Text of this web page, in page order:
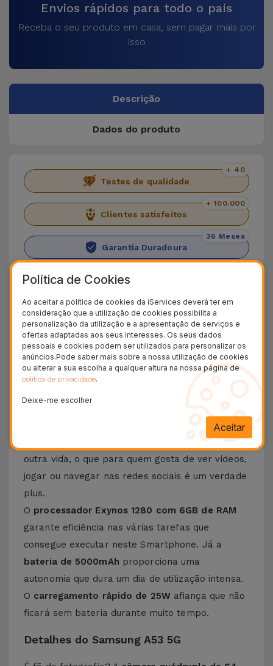
Envios rápidos para todo o país
Receba o seu produto em casa, sem pagar mais por
isso
Descrição
Dados do produto
Testes de qualidade
+ 40
Clientes satisfeitos
+ 100.000
Garantia Duradoura
36 Meses
Entrega Grátis
Descubra o Samsung A53 5G
Apresentamos oSamsung Galaxy A53 5G. Trata-
se de um Smartphone que junta design
minimalista a uma câmara e uma performance
ecrã Super AMOLED de 6,5”
a que
taxa de atualização de 120Hz,
assegura uma experiência bastante fluida em
termos de visualização. As cores ganham uma
outra vida, o que para quem gosta de ver vídeos,
jogar ou navegar nas redes sociais é um verdade
plus.
O processador Exynos 1280 com 6GB de RAM
garante eficiência nas várias tarefas que
consegue executar neste Smartphone. Já a
bateria de 5000mAh proporciona uma
autonomia que dura um dia de utilização intensa.
O carregamento rápido de 25Wafiança que não
ficará sem bateria durante muito tempo.
Detalhes do Samsung A53 5G
Política de Cookies
Ao aceitar a política de cookies da iServices deverá ter em
consideração que a utilização de cookies possibilita a
personalização da utilização e a apresentação de serviços e
ofertas adaptadas aos seus interesses. Os seus dados
pessoais e cookies podem ser utilizados para personalizar os
anúncios.Pode saber mais sobre a nossa utilização de cookies
ou alterar a sua escolha a qualquer altura na nossa página de
política de privacidade.
Deixe-me escolher
Aceitar